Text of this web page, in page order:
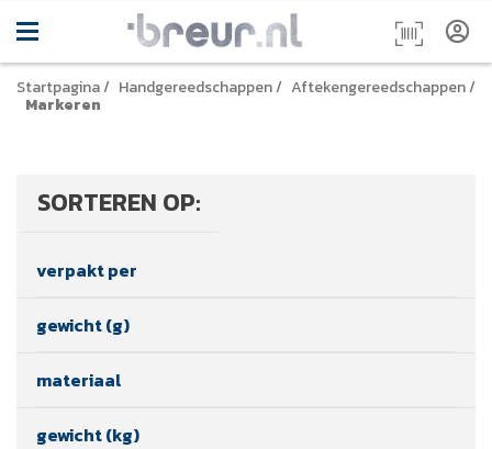
Startpagina/ Handgereedschappen/ Aftekengereedschappen/
Markeren
SORTEREN OP:
verpakt per
gewicht (g)
materiaal
gewicht (kg)